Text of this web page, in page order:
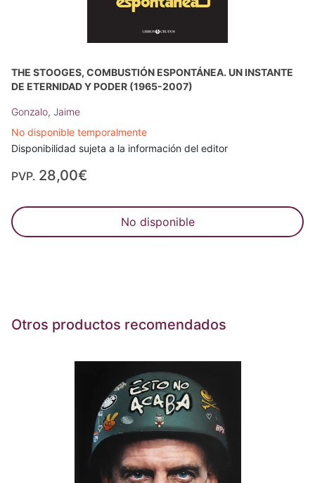
THE STOOGES, COMBUSTIÓN ESPONTÁNEA. UN INSTANTE
DE ETERNIDAD Y PODER (1965-2007)
Gonzalo, Jaime
No disponible temporalmente
Disponibilidad sujeta a la información del editor
PVP. 28,00€
No disponible
Otros productos recomendados